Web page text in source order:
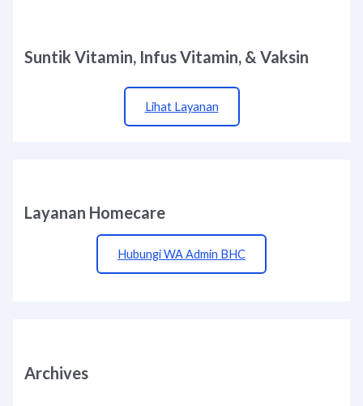
Suntik Vitamin, Infus Vitamin, & Vaksin
Lihat Layanan
Layanan Homecare
Hubungi WA Admin BHC
Archives